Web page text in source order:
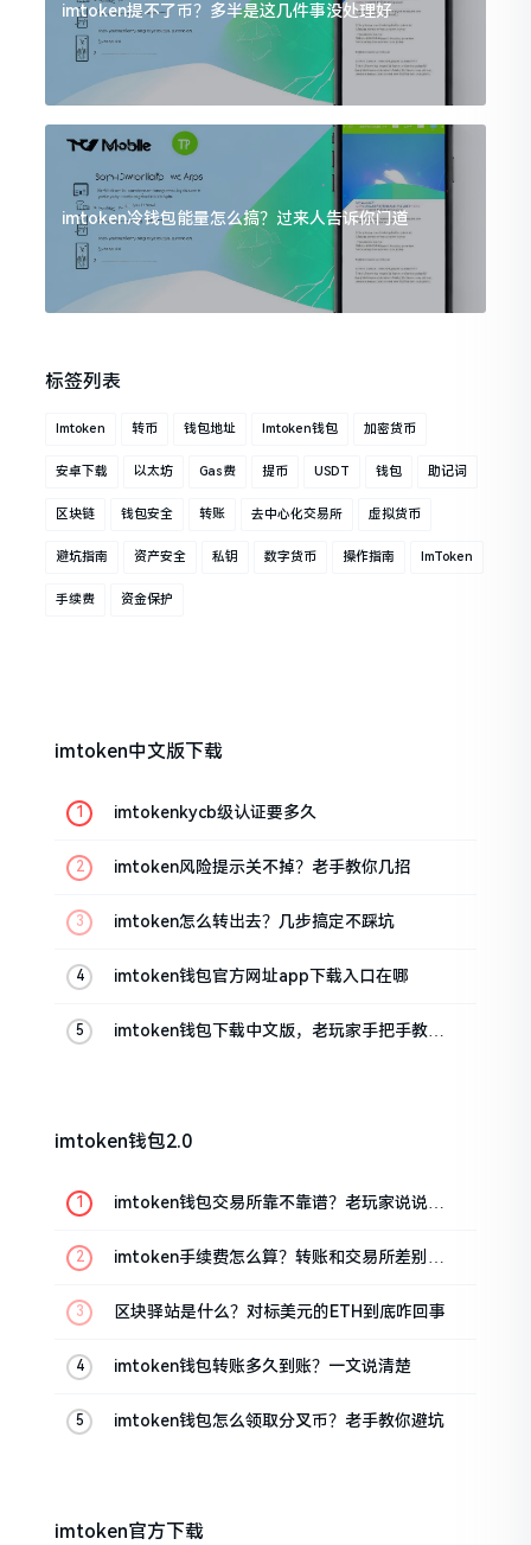
imtoken提不了币？多半是这几件事没处理好
imtoken冷钱包能量怎么搞？过来人告诉你门道
标签列表
Imtoken 转币 钱包地址 Imtoken钱包 加密货币
安卓下载 以太坊 Gas费 提币 USDT 钱包 助记词
区块链 钱包安全 转账 去中心化交易所 虚拟货币
避坑指南 资产安全 私钥 数字货币 操作指南 ImToken
手续费 资金保护
imtoken中文版下载
imtokenkycb级认证要多久
imtoken风险提示关不掉？老手教你几招
imtoken怎么转出去？几步搞定不踩坑
imtoken钱包官方网址app下载入口在哪
imtoken钱包下载中文版，老玩家手把手教你
imtoken钱包2.0
imtoken钱包交易所靠不靠谱？老玩家说说心
imtoken手续费怎么算？转账和交易所差别大
区块驿站是什么？对标美元的ETH到底咋回事
imtoken钱包转账多久到账？一文说清楚
imtoken钱包怎么领取分叉币？老手教你避坑
imtoken官方下载